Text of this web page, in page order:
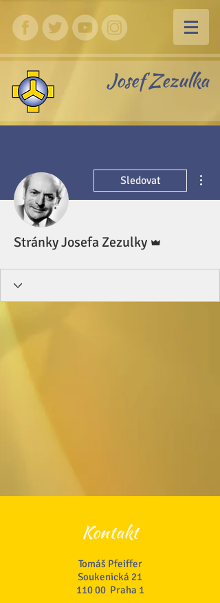
Josef Zezulka
Sledovat
Stránky Josefa Zezulky
Kontakt
Tomáš Pfeiffer
Soukenická 21
110 00 Praha 1